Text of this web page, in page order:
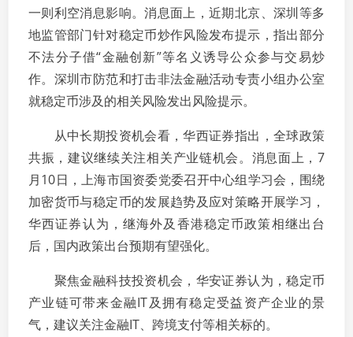
一则利空消息影响。消息面上，近期北京、深圳等多
地监管部门针对稳定币炒作风险发布提示，指出部分
不法分子借“金融创新”等名义诱导公众参与交易炒
作。深圳市防范和打击非法金融活动专责小组办公室
就稳定币涉及的相关风险发出风险提示。
从中长期投资机会看，华西证券指出，全球政策
共振，建议继续关注相关产业链机会。消息面上，7
月10日，上海市国资委党委召开中心组学习会，围绕
加密货币与稳定币的发展趋势及应对策略开展学习，
华西证券认为，继海外及香港稳定币政策相继出台
后，国内政策出台预期有望强化。
聚焦金融科技投资机会，华安证券认为，稳定币
产业链可带来金融IT及拥有稳定受益资产企业的景
气，建议关注金融IT、跨境支付等相关标的。